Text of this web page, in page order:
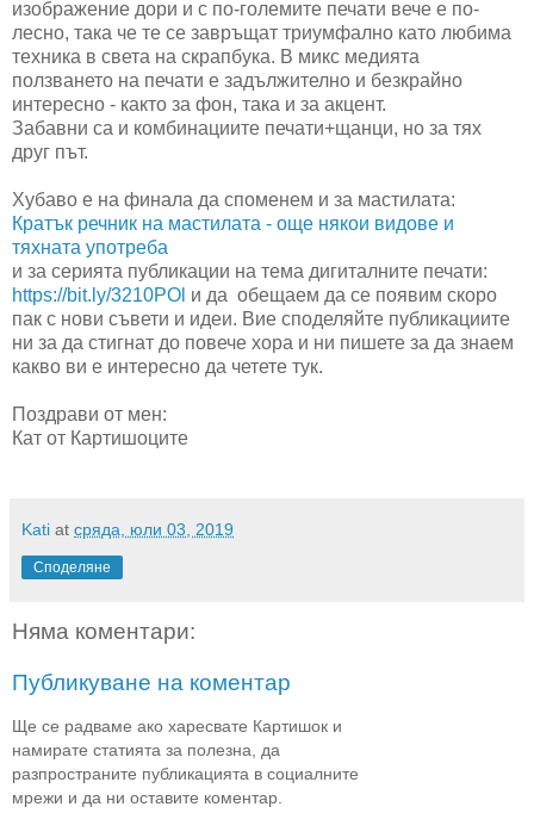
изображение дори и с по-големите печати вече е по-
лесно, така че те се завръщат триумфално като любима
техника в света на скрапбука. В микс медията
ползването на печати е задължително и безкрайно
интересно - както за фон, така и за акцент.
Забавни са и комбинациите печати+щанци, но за тях
друг път.
Хубаво е на финала да споменем и за мастилата:
Кратък речник на мастилата - още някои видове и
тяхната употреба
и за серията публикации на тема дигиталните печати:
https://bit.ly/3210POl и да обещаем да се появим скоро
пак с нови съвети и идеи. Вие споделяйте публикациите
ни за да стигнат до повече хора и ни пишете за да знаем
какво ви е интересно да четете тук.
Поздрави от мен:
Кат от Картишоците
Kati at сряда, юли 03, 2019
Споделяне
Няма коментари:
Публикуване на коментар
Ще се радваме ако харесвате Картишок и
намирате статията за полезна, да
разпространите публикацията в социалните
мрежи и да ни оставите коментар.